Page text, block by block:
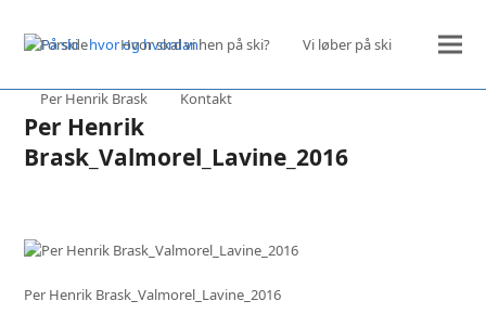
Forside Hvor skal vi hen på ski? Vi løber på ski
Per Henrik Brask Kontakt
Per Henrik
Brask_Valmorel_Lavine_2016
Per Henrik Brask_Valmorel_Lavine_2016